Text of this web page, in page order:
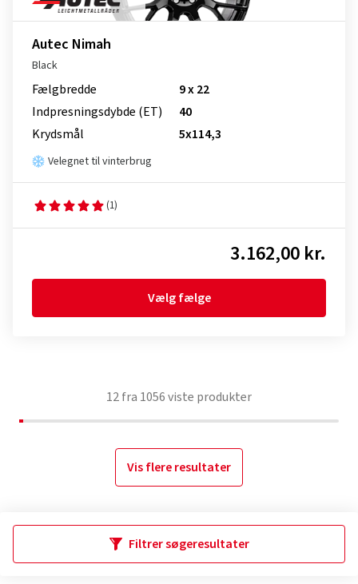
Autec Nimah
Black
Fælgbredde
9 x 22
Indpresnings­dybde (ET)
40
Krydsmål
5x114,3
Velegnet til vinterbrug
(1)
3.162,00 kr.
Vælg fælge
12fra 1056viste produkter
Vis flere resultater
Filtrer søgeresultater